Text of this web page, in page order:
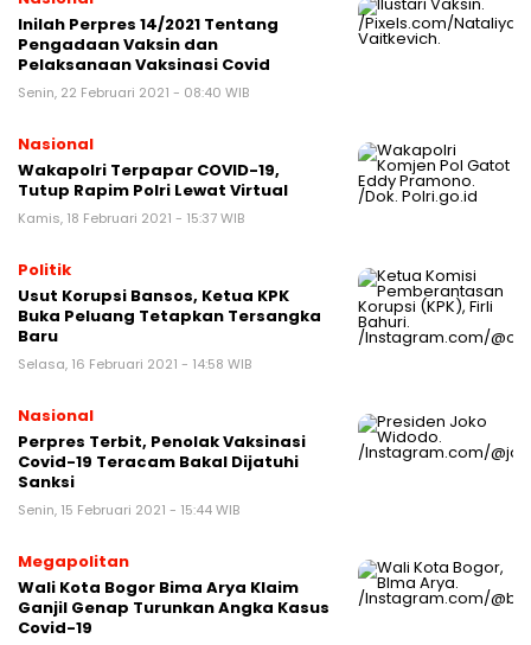
Inilah Perpres 14/2021 Tentang
Pengadaan Vaksin dan
Pelaksanaan Vaksinasi Covid
Senin, 22 Februari 2021 - 08:40 WIB
Nasional
Wakapolri Terpapar COVID-19,
Tutup Rapim Polri Lewat Virtual
Kamis, 18 Februari 2021 - 15:37 WIB
Politik
Usut Korupsi Bansos, Ketua KPK
Buka Peluang Tetapkan Tersangka
Baru
Selasa, 16 Februari 2021 - 14:58 WIB
Nasional
Perpres Terbit, Penolak Vaksinasi
Covid-19 Teracam Bakal Dijatuhi
Sanksi
Senin, 15 Februari 2021 - 15:44 WIB
Megapolitan
Wali Kota Bogor Bima Arya Klaim
Ganjil Genap Turunkan Angka Kasus
Covid-19